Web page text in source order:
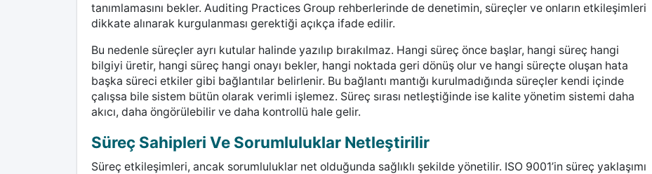
tanımlamasını bekler. Auditing Practices Group rehberlerinde de denetimin, süreçler ve onların etkileşimleri
dikkate alınarak kurgulanması gerektiği açıkça ifade edilir.
Bu nedenle süreçler ayrı kutular halinde yazılıp bırakılmaz. Hangi süreç önce başlar, hangi süreç hangi
bilgiyi üretir, hangi süreç hangi onayı bekler, hangi noktada geri dönüş olur ve hangi süreçte oluşan hata
başka süreci etkiler gibi bağlantılar belirlenir. Bu bağlantı mantığı kurulmadığında süreçler kendi içinde
çalışsa bile sistem bütün olarak verimli işlemez. Süreç sırası netleştiğinde ise kalite yönetim sistemi daha
akıcı, daha öngörülebilir ve daha kontrollü hale gelir.
Süreç Sahipleri Ve Sorumluluklar Netleştirilir
Süreç etkileşimleri, ancak sorumluluklar net olduğunda sağlıklı şekilde yönetilir. ISO 9001’in süreç yaklaşımı